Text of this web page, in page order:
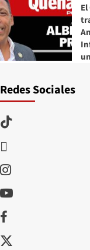
Redes Sociales
TikTok
Instagram
Youtube
Facebook
X